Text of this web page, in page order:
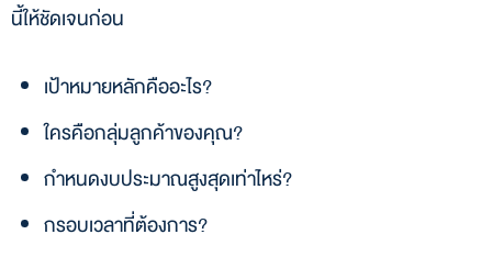
นี้ให้ชัดเจนก่อน
เป้าหมายหลักคืออะไร?
ใครคือกลุ่มลูกค้าของคุณ?
กำหนดงบประมาณสูงสุดเท่าไหร่?
กรอบเวลาที่ต้องการ?